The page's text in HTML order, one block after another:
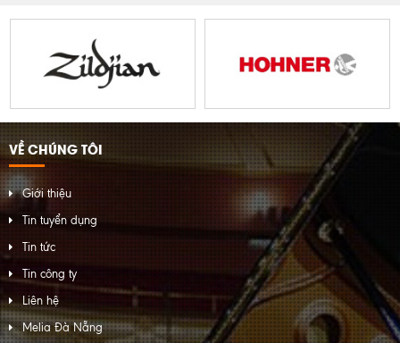
VỀ CHÚNG TÔI
Giới thiệu
Tin tuyển dụng
Tin tức
Tin công ty
Liên hệ
Melia Đà Nẵng